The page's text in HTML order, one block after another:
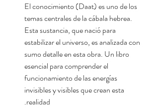
El conocimiento (Daat) es uno de los
temas centrales de la cábala hebrea.
Esta sustancia, que nació para
estabilizar el universo, es analizada con
sumo detalle en esta obra. Un libro
esencial para comprender el
funcionamiento de las energías
invisibles y visibles que crean esta
realidad.